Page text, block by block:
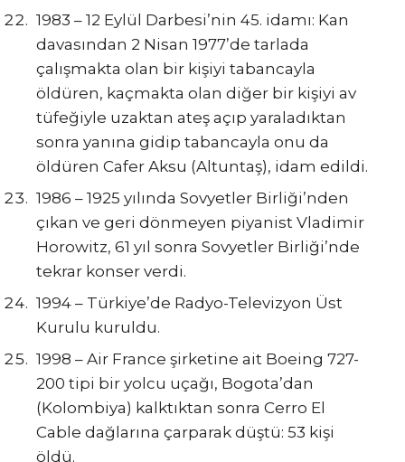
1983 – 12 Eylül Darbesi’nin 45. idamı: Kan
davasından 2 Nisan 1977’de tarlada
çalışmakta olan bir kişiyi tabancayla
öldüren, kaçmakta olan diğer bir kişiyi av
tüfeğiyle uzaktan ateş açıp yaraladıktan
sonra yanına gidip tabancayla onu da
öldüren Cafer Aksu (Altuntaş), idam edildi.
1986 – 1925 yılında Sovyetler Birliği’nden
çıkan ve geri dönmeyen piyanist Vladimir
Horowitz, 61 yıl sonra Sovyetler Birliği’nde
tekrar konser verdi.
1994 – Türkiye’de Radyo-Televizyon Üst
Kurulu kuruldu.
1998 – Air France şirketine ait Boeing 727-
200 tipi bir yolcu uçağı, Bogota’dan
(Kolombiya) kalktıktan sonra Cerro El
Cable dağlarına çarparak düştü: 53 kişi
öldü.